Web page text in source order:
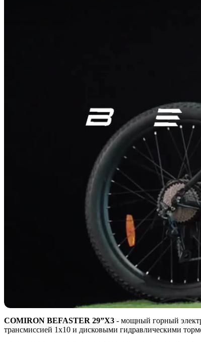
COMIRON BEFASTER 29”X3 - мощный горный
трансмиссией 1х10 и дисковыми гидравлическими